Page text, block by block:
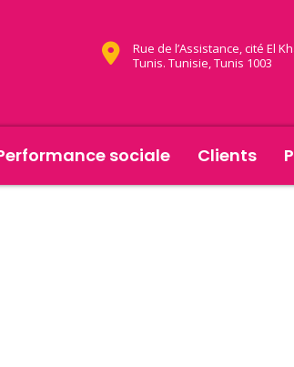
Rue de l’Assistance, cité El
Tunis. Tunisie, Tunis 1003
sociale Clients